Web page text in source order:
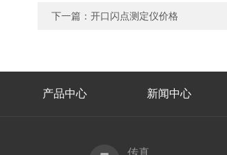
下一篇： 开口闪点测定仪价格
产品中心 新闻中心
传真